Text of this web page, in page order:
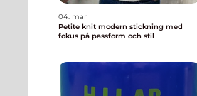
04. mar
Petite knit modern stickning med
fokus på passform och stil